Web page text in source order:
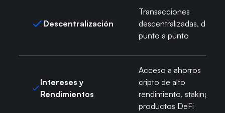
Descentralización
Transacciones
descentralizadas, de
punto a punto
Intereses y
Rendimientos
Acceso a ahorros
cripto de alto
rendimiento, staking y
productos DeFi